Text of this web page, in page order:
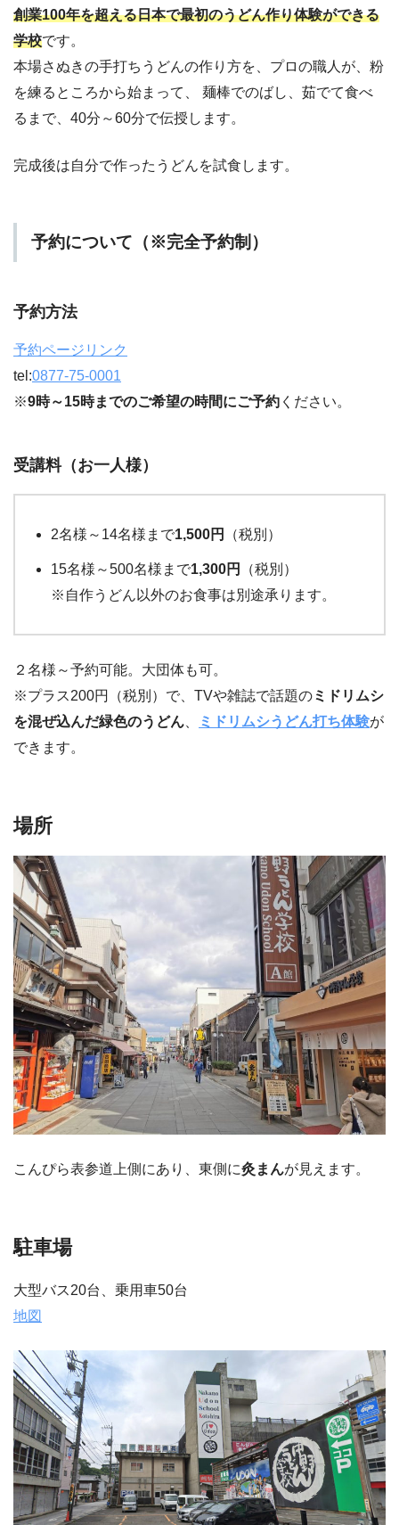
創業100年を超える日本で最初のうどん作り体験ができる
学校です。
本場さぬきの手打ちうどんの作り方を、プロの職人が、粉
を練るところから始まって、 麺棒でのばし、茹でて食べ
るまで、40分～60分で伝授します。
完成後は自分で作ったうどんを試食します。
予約について（※完全予約制）
予約方法
予約ページリンク
tel:0877-75-0001
※9時～15時までのご希望の時間にご予約 ください。
受講料（お一人様）
2名様～14名様まで1,500円 （税別）
15名様～500名様まで1,300円
（税別）
※自作うどん以外のお食事は別途承ります。
２名様～予約可能。大団体も可。
※プラス200円（税別）で、TVや雑誌で話題のミドリムシ
を混ぜ込んだ緑色のうどん
ミドリムシうどん打ち体験が
できます。
場所
こんぴら表参道上側にあり、東側に灸まんが見えます。
駐車場
大型バス20台、乗用車50台
地図